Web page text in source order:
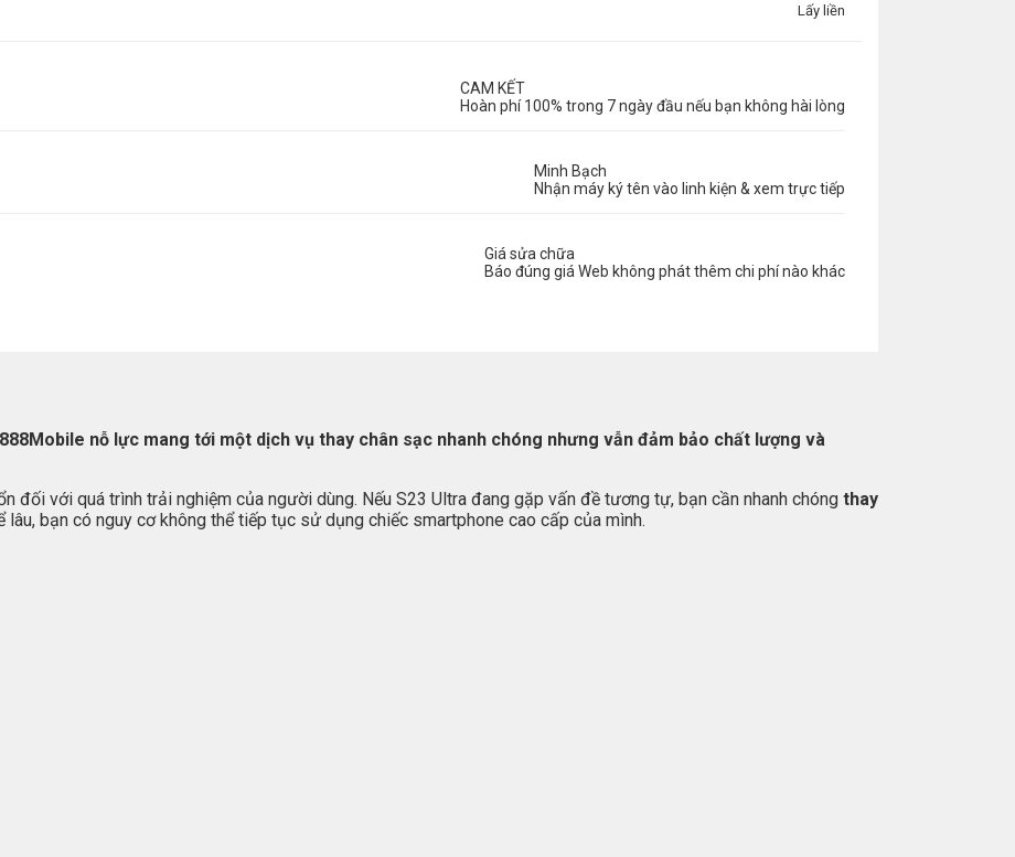
Lấy liền
CAM KẾT
Hoàn phí 100% trong 7 ngày đầu nếu bạn không hài lòng
Minh Bạch
Nhận máy ký tên vào linh kiện & xem trực tiếp
Giá sửa chữa
Báo đúng giá Web không phát thêm chi phí nào khác
nỗ lực mang tới một dịch vụ thay chân sạc nhanh chóng nhưng vẫn đảm bảo chất lượng và
đối với quá trình trải nghiệm của người dùng. Nếu S23 Ultra đang gặp vấn đề tương tự, bạn cần nhanh chóng thay
lâu, bạn có nguy cơ không thể tiếp tục sử dụng chiếc smartphone cao cấp của mình.